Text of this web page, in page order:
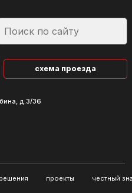
д.3/36
схема проезда
проекты честный